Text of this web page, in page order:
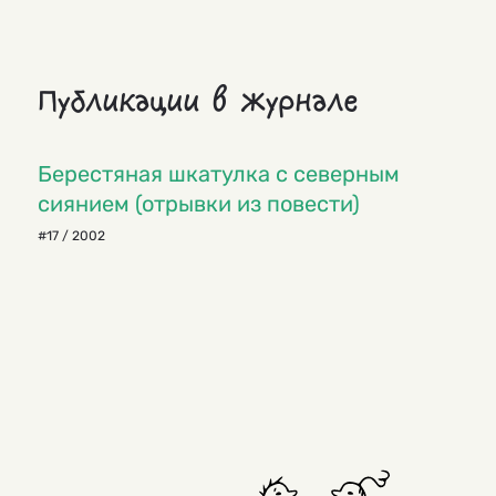
Публикации в журнале
Берестяная шкатулка с северным
сиянием (отрывки из повести)
#17 / 2002